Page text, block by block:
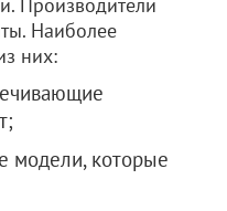
Наиболее
них:
модели, которые